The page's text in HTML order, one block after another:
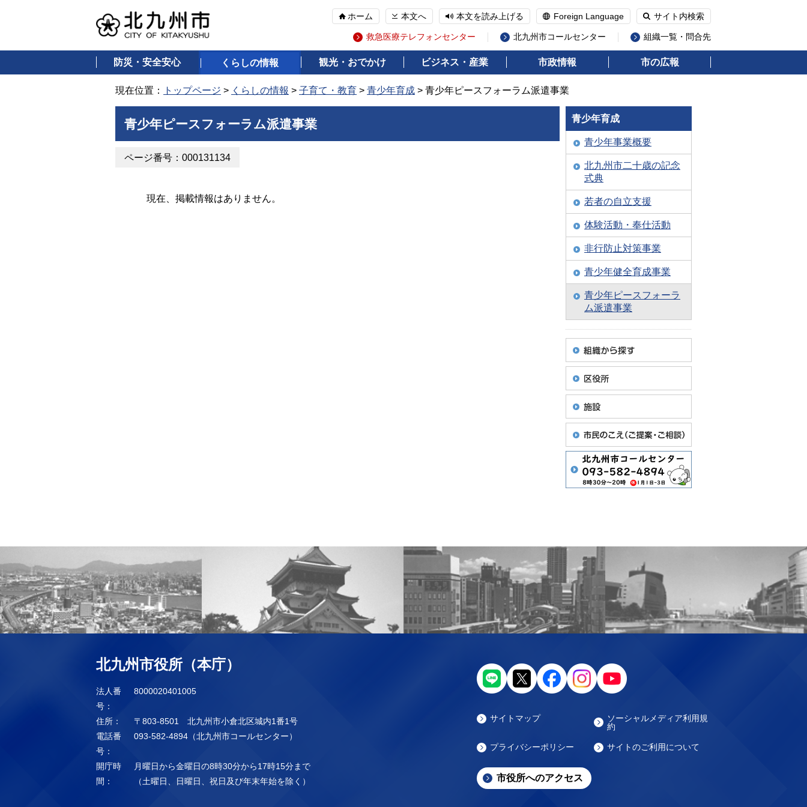
ホーム 本文へ 本文を読み上げる Foreign Language サイト内検索
救急医療テレフォンセンター 北九州市コールセンター 組織一覧・問合先
防災・安全安心 くらしの情報 観光・おでかけ ビジネス・産業 市政情報 市の広報
現在位置： トップページ > くらしの情報 > 子育て・教育 > 青少年育成 > 青少年ピースフォーラム派遣事業
青少年ピースフォーラム派遣事業
ページ番号：000131134
現在、掲載情報はありません。
青少年育成
青少年事業概要
北九州市二十歳の記念
式典
若者の自立支援
体験活動・奉仕活動
非行防止対策事業
青少年健全育成事業
青少年ピースフォーラ
ム派遣事業
北九州市役所（本庁）
法人番
号：
8000020401005
住所：
〒803-8501 北九州市小倉北区城内1番1号
電話番
号：
093-582-4894（北九州市コールセンター）
開庁時
間：
月曜日から金曜日の8時30分から17時15分まで
（土曜日、日曜日、祝日及び年末年始を除く）
サイトマップ
ソーシャルメディア利用規
約
プライバシーポリシー サイトのご利用について
市役所へのアクセス